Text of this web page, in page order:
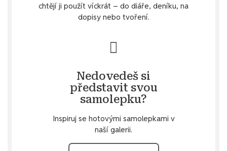
chtějí ji použít víckrát – do diáře, deníku, na
dopisy nebo tvoření.
Nedovedeš si
představit svou
samolepku?
Inspiruj se hotovými samolepkami v
naší galerii.